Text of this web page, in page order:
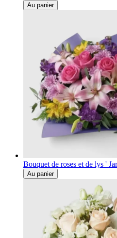
Au panier
Bouquet de roses et de lys '
Au panier